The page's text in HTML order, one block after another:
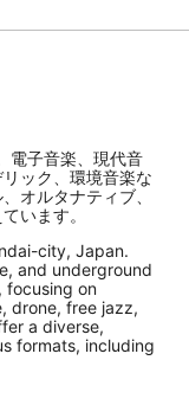
電子音楽、現代音
ック、環境音楽な
オルタナティブ、
います。
city, Japan.
and underground
focusing on
drone, free jazz,
a diverse,
formats, including